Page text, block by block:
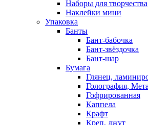
Наборы для творчества
Наклейки мини
Упаковка
Банты
Бант-бабочка
Бант-звёздочка
Бант-шар
Бумага
Глянец,
Голография,
Гофрированная
Каппела
Крафт
Креп, джут